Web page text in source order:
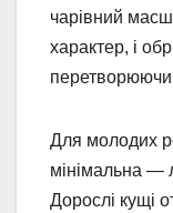
чарівний
характер, і
перетворюючи
Для молодих
мінімальна —
Дорослі кущі